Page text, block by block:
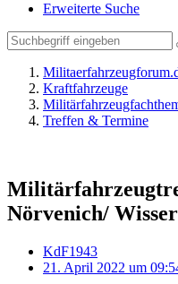
Erweiterte Suche
Kraftfahrzeuge
Treffen & Termine
Nörvenich/
KdF1943
21. April 2022 um